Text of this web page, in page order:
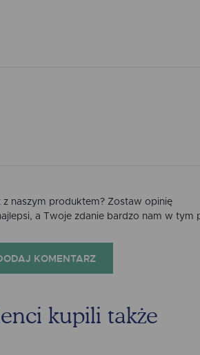
z naszym produktem? Zostaw opinię
a Twoje zdanie bardzo nam w tym
KOMENTARZ
kupili także